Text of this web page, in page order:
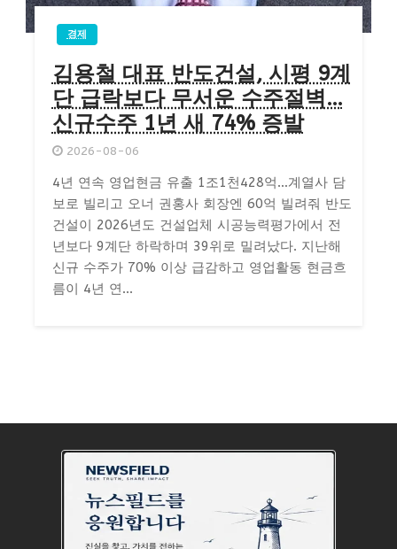
경제
김용철 대표 반도건설, 시평 9계
단 급락보다 무서운 수주절벽…
신규수주 1년 새 74% 증발
2026-08-06
4년 연속 영업현금 유출 1조1천428억…계열사 담
보로 빌리고 오너 권홍사 회장엔 60억 빌려줘 반도
건설이 2026년도 건설업체 시공능력평가에서 전
년보다 9계단 하락하며 39위로 밀려났다. 지난해
신규 수주가 70% 이상 급감하고 영업활동 현금흐
름이 4년 연...